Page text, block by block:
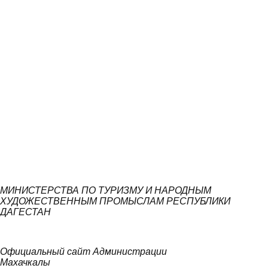
МИНИСТЕРСТВА ПО ТУРИЗМУ И НАРОДНЫМ
ХУДОЖЕСТВЕННЫМ ПРОМЫСЛАМ РЕСПУБЛИКИ
ДАГЕСТАН
Официальный сайт Администрации
Махачкалы